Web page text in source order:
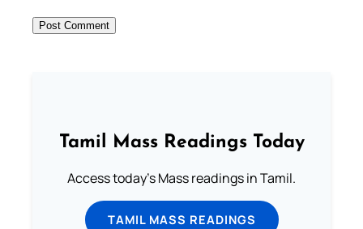
Tamil Mass Readings Today
Access today's Mass readings in Tamil.
TAMIL MASS READINGS